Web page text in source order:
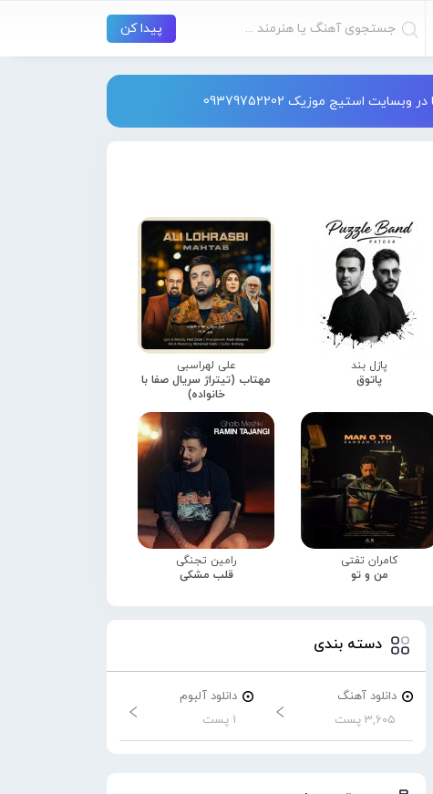
استیج موزیک 09379752202
پازل بند
پاتوق
علی لهراسبی
مهتاب (تیتراژ سریال صفا با
خانواده)
کامران تفتی
من و تو
رامین تجنگی
قلب مشکی
دسته بندی
دانلود آهنگ
3,605 پست
دانلود آلبوم
1 پست